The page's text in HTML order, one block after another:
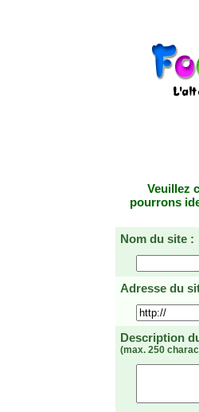
Veuillez
pourrons
Nom du site :
Adresse du
Description
(max. 250